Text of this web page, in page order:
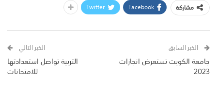
مشاركة
Facebook
Twitter
الخبر السابق
جامعة الكويت تستعرض انجازات
2023
الخبر التالي
التربية تواصل استعدادتها
للامتحانات